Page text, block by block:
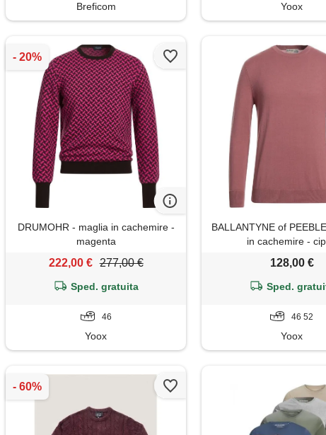
Breficom Yoox
DRUMOHR - maglia in cachemire -
magenta
222,00 € 277,00 €
Sped. gratuita
46
Yoox
BALLANTYNE of
in cachemire -
128,00 €
Sped.
46 52
Yoox